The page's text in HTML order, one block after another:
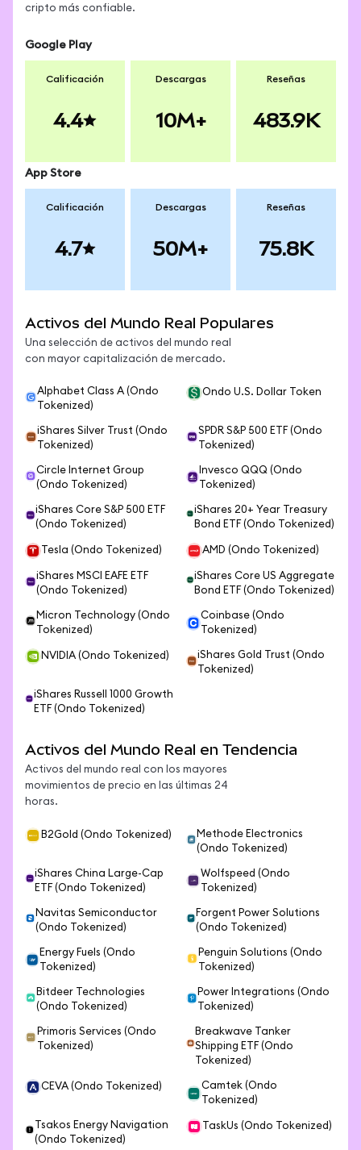
real tokenizados pueden usarse en DeFi para
prestar, colateralizar y hacer yield farming.
representan.
Tokenized) en MetaMask.
cripto más confiable.
Google Play
Calificación
4.4
Descargas
10M+
Reseñas
483.9K
App Store
Calificación
4.7
Descargas
50M+
Reseñas
75.8K
Activos del Mundo Real Populares
Una selección de activos del mundo real
con mayor capitalización de mercado.
Alphabet Class A (Ondo
Tokenized)
Ondo U.S. Dollar Token
iShares Silver Trust (Ondo
Tokenized)
SPDR S&P 500 ETF (Ondo
Tokenized)
Circle Internet Group
(Ondo Tokenized)
Invesco QQQ (Ondo
Tokenized)
iShares Core S&P 500 ETF
(Ondo Tokenized)
iShares 20+ Year Treasury
Bond ETF (Ondo Tokenized)
Tesla (Ondo Tokenized) AMD (Ondo Tokenized)
iShares MSCI EAFE ETF
(Ondo Tokenized)
iShares Core US Aggregate
Bond ETF (Ondo Tokenized)
Micron Technology (Ondo
Tokenized)
Coinbase (Ondo
Tokenized)
NVIDIA (Ondo Tokenized)
iShares Gold Trust (Ondo
Tokenized)
iShares Russell 1000 Growth
ETF (Ondo Tokenized)
Activos del Mundo Real en Tendencia
Activos del mundo real con los mayores
movimientos de precio en las últimas 24
horas.
B2Gold (Ondo Tokenized)
Methode Electronics
(Ondo Tokenized)
iShares China Large-Cap
ETF (Ondo Tokenized)
Wolfspeed (Ondo
Tokenized)
Navitas Semiconductor
(Ondo Tokenized)
Forgent Power Solutions
(Ondo Tokenized)
Energy Fuels (Ondo
Tokenized)
Penguin Solutions (Ondo
Tokenized)
Bitdeer Technologies
(Ondo Tokenized)
Power Integrations (Ondo
Tokenized)
Primoris Services (Ondo
Tokenized)
Breakwave Tanker
Shipping ETF (Ondo
Tokenized)
CEVA (Ondo Tokenized)
Camtek (Ondo
Tokenized)
Tsakos Energy Navigation
(Ondo Tokenized)
TaskUs (Ondo Tokenized)